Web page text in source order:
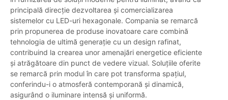
principală direcție dezvoltarea și comercializarea
sistemelor cu LED-uri hexagonale. Compania se remarcă
prin propunerea de produse inovatoare care combină
tehnologia de ultimă generație cu un design rafinat,
contribuind la crearea unor amenajări energetice eficiente
și atrăgătoare din punct de vedere vizual. Soluțiile oferite
se remarcă prin modul în care pot transforma spațiul,
conferindu-i o atmosferă contemporană și dinamică,
asigurând o iluminare intensă și uniformă.